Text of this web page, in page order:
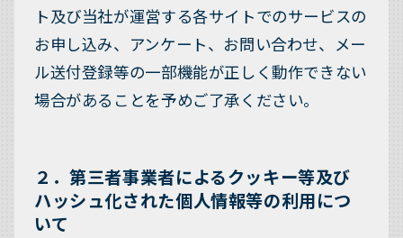
ト及び当社が運営する各サイトでのサービスの
お申し込み、アンケート、お問い合わせ、メー
ル送付登録等の一部機能が正しく動作できない
場合があることを予めご了承ください。
２．第三者事業者によるクッキー等及び
ハッシュ化された個人情報等の利用につ
いて